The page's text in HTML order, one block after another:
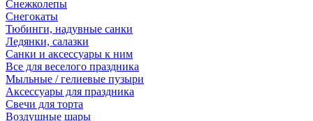
Снежколепы
Снегокаты
Тюбинги, надувные санки
Ледянки, салазки
Санки и аксессуары к ним
Все для веселого праздника
Мыльные / гелиевые пузыри
Аксессуары для праздника
Свечи для торта
Воздушные шары